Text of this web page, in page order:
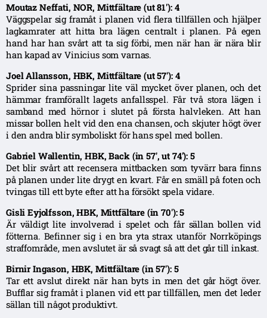
Moutaz Neffati, NOR, Mittfältare (ut 81′): 4
Väggspelar sig framåt i planen vid flera tillfällen och hjälper
lagkamrater att hitta bra lägen centralt i planen. På egen
hand har han svårt att ta sig förbi, men när han är nära blir
han kapad av Vinicius som varnas.
Joel Allansson, HBK, Mittfältare (ut 57′): 4
Sprider sina passningar lite väl mycket över planen, och det
hämmar framförallt lagets anfallsspel. Får två stora lägen i
samband med hörnor i slutet på första halvleken. Att han
missar bollen helt vid den ena chansen, och skjuter högt över
i den andra blir symboliskt för hans spel med bollen.
Gabriel Wallentin, HBK, Back (in 57′, ut 74′): 5
Det blir svårt att recensera mittbacken som tyvärr bara finns
på planen under lite drygt en kvart. Får en smäll på foten och
tvingas till ett byte efter att ha försökt spela vidare.
Gisli Eyjolfsson, HBK, Mittfältare (in 70′): 5
Är väldigt lite involverad i spelet och får sällan bollen vid
fötterna. Befinner sig i en bra yta strax utanför Norrköpings
straffområde, men avslutet är så svagt så att det går till inkast.
Birnir Ingason, HBK, Mittfältare (in 57′): 5
Tar ett avslut direkt när han byts in men det går högt över.
Bufflar sig framåt i planen vid ett par tillfällen, men det leder
sällan till något produktivt.